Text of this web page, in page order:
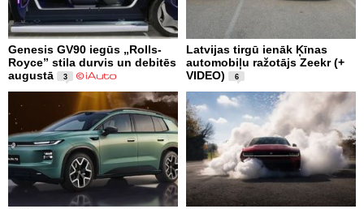
Genesis GV90 iegūs „Rolls-
Royce” stila durvis un debitēs
augustā
3
Latvijas tirgū ienāk Ķīnas
automobiļu ražotājs Zeekr (+
VIDEO)
6